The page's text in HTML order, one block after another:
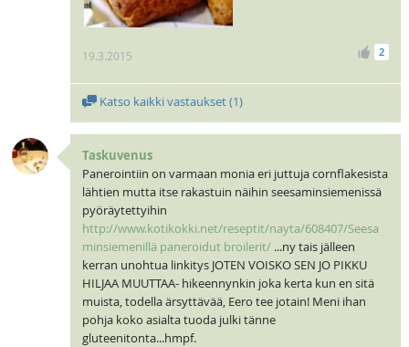
2
19.3.2015
Katso kaikki vastaukset (1)
Taskuvenus
Panerointiin on varmaan monia eri juttuja cornflakesista
lähtien mutta itse rakastuin näihin seesaminsiemenissä
pyöräytettyihin
http://www.kotikokki.net/reseptit/nayta/608407/Seesa
minsiemenillä paneroidut broilerit/...ny tais jälleen
kerran unohtua linkitys JOTEN VOISKO SEN JO PIKKU
HILJAA MUUTTAA- hikeennynkin joka kerta kun en sitä
muista, todella ärsyttävää, Eero tee jotain! Meni ihan
pohja koko asialta tuoda julki tänne
gluteenitonta...hmpf.